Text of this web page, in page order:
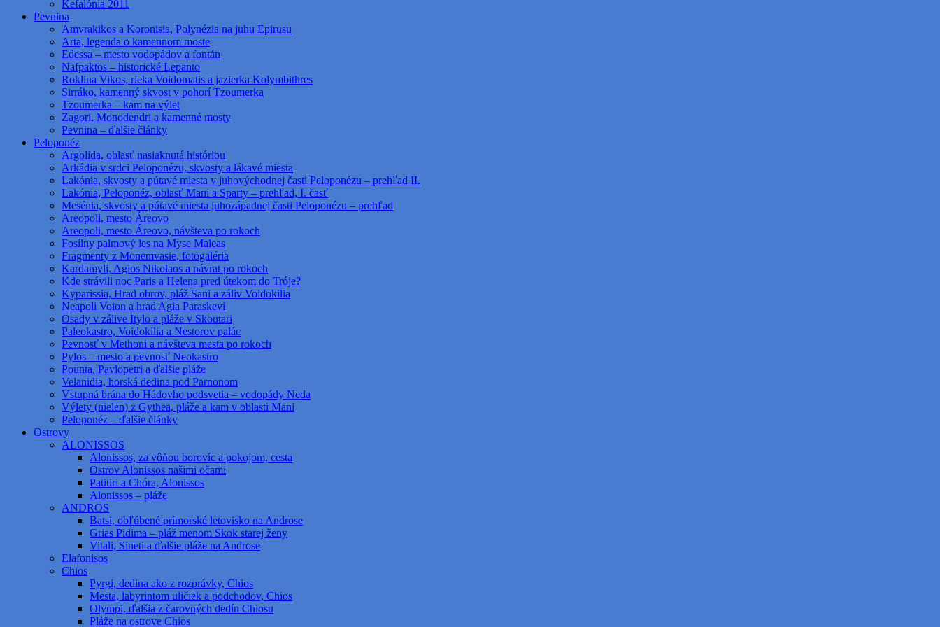
Kefalónia 2011
Pevnina
Amvrakikos a Koronisia, Polynézia na juhu Epirusu
Arta, legenda o kamennom moste
Edessa – mesto vodopádov a fontán
Nafpaktos – historické Lepanto
Roklina Vikos, rieka Voidomatis a jazierka Kolymbithres
Sirráko, kamenný skvost v pohorí Tzoumerka
Tzoumerka – kam na výlet
Zagori, Monodendri a kamenné mosty
Pevnina – ďalšie články
Peloponéz
Argolida, oblasť nasiaknutá históriou
Arkádia v srdci Peloponézu, skvosty a lákavé miesta
Lakónia, skvosty a pútavé miesta v juhovýchodnej časti Peloponézu – prehľad II.
Lakónia, Peloponéz, oblasť Mani a Sparty – prehľad, I. časť
Mesénia, skvosty a pútavé miesta juhozápadnej časti Peloponézu – prehľad
Areopoli, mesto Áreovo
Areopoli, mesto Áreovo, návšteva po rokoch
Fosílny palmový les na Myse Maleas
Fragmenty z Monemvasie, fotogaléria
Kardamyli, Agios Nikolaos a návrat po rokoch
Kde strávili noc Paris a Helena pred útekom do Tróje?
Kyparissia, Hrad obrov, pláž Sani a záliv Voidokilia
Neapoli Voion a hrad Agia Paraskevi
Osady v zálive Itylo a pláže v Skoutari
Paleokastro, Voidokilia a Nestorov palác
Pevnosť v Methoni a návšteva mesta po rokoch
Pylos – mesto a pevnosť Neokastro
Pounta, Pavlopetri a ďalšie pláže
Velanidia, horská dedina pod Parnonom
Vstupná brána do Hádovho podsvetia – vodopády Neda
Výlety (nielen) z Gythea, pláže a kam v oblasti Mani
Peloponéz – ďalšie články
Ostrovy
ALONISSOS
Alonissos, za vôňou borovíc a pokojom, cesta
Ostrov Alonissos našimi očami
Patitiri a Chóra, Alonissos
Alonissos – pláže
ANDROS
Batsi, obľúbené prímorské letovisko na Androse
Grias Pidima – pláž menom Skok starej ženy
Vitali, Sineti a ďalšie pláže na Androse
Elafonisos
Chios
Pyrgi, dedina ako z rozprávky, Chios
Mesta, labyrintom uličiek a podchodov, Chios
Olympi, ďalšia z čarovných dedín Chiosu
Pláže na ostrove Chios